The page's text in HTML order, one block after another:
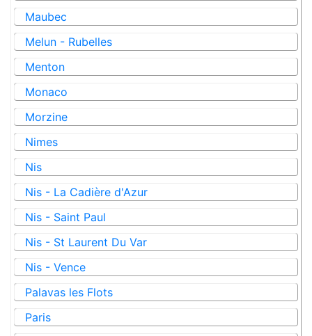
Maubec
Melun - Rubelles
Menton
Monaco
Morzine
Nimes
Nis
Nis - La Cadière d'Azur
Nis - Saint Paul
Nis - St Laurent Du Var
Nis - Vence
Palavas les Flots
Paris